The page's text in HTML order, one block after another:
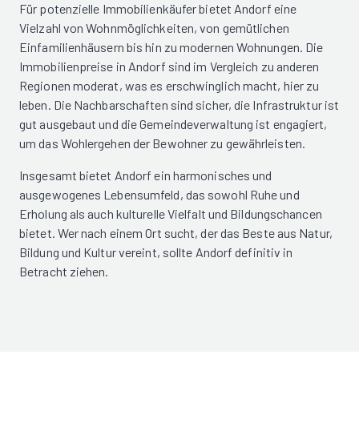
Für potenzielle Immobilienkäufer bietet Andorf eine
Vielzahl von Wohnmöglichkeiten, von gemütlichen
Einfamilienhäusern bis hin zu modernen Wohnungen. Die
Immobilienpreise in Andorf sind im Vergleich zu anderen
Regionen moderat, was es erschwinglich macht, hier zu
leben. Die Nachbarschaften sind sicher, die Infrastruktur ist
gut ausgebaut und die Gemeindeverwaltung ist engagiert,
um das Wohlergehen der Bewohner zu gewährleisten.
Insgesamt bietet Andorf ein harmonisches und
ausgewogenes Lebensumfeld, das sowohl Ruhe und
Erholung als auch kulturelle Vielfalt und Bildungschancen
bietet. Wer nach einem Ort sucht, der das Beste aus Natur,
Bildung und Kultur vereint, sollte Andorf definitiv in
Betracht ziehen.